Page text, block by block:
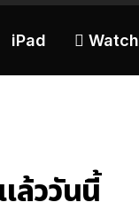
iPad  Watch
ล้ววันนี้